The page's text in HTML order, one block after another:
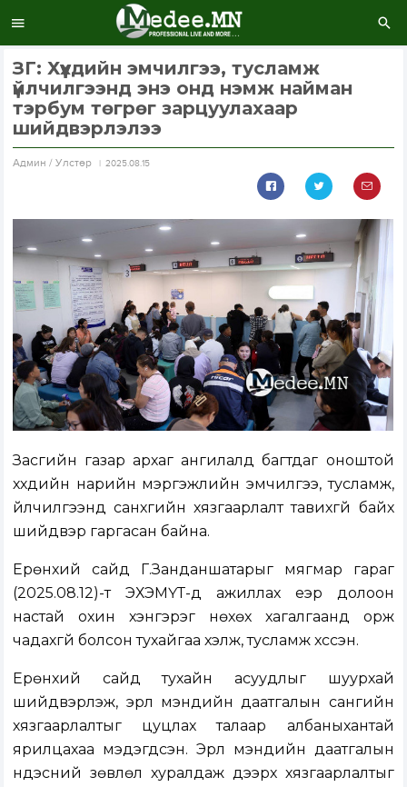
ЗГ: Хүүхдийн эмчилгээ, тусламж
үйлчилгээнд энэ онд нэмж найман
тэрбум төгрөг зарцуулахаар
шийдвэрлэлээ
Aдмин / Улстөр 2025.08.15
Засгийн газар архаг ангилалд багтдаг оноштой
хүүхдийн нарийн мэргэжлийн эмчилгээ, тусламж,
үйлчилгээнд санхүүгийн хязгаарлалт тавихгүй байх
шийдвэр гаргасан байна.
Ерөнхий сайд Г.Занданшатарыг мягмар гараг
(2025.08.12)-т ЭХЭМҮТ-д ажиллах үеэр долоон
настай охин хэнгэрэг нөхөх хагалгаанд орж
чадахгүй болсон тухайгаа хэлж, тусламж хүссэн.
Ерөнхий сайд тухайн асуудлыг шуурхай
шийдвэрлэж, эрүүл мэндийн даатгалын сангийн
хязгаарлалтыг цуцлах талаар албаныхантай
ярилцахаа мэдэгдсэн. Эрүүл мэндийн даатгалын
үндэсний зөвлөл хуралдаж дээрх хязгаарлалтыг